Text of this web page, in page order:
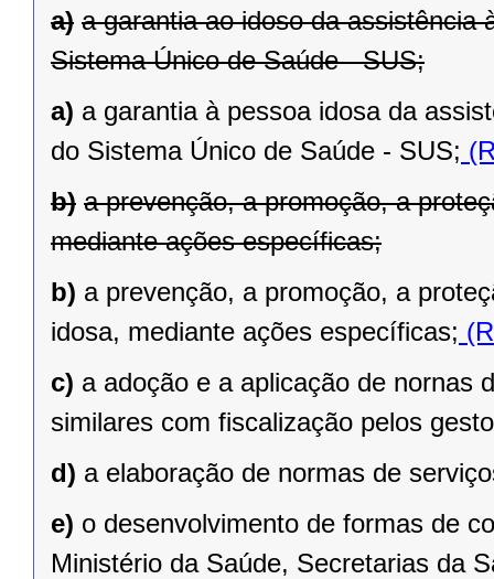
a) a garantia ao idoso da assistência
Sistema Único de Saúde - SUS;
a) a garantia à pessoa idosa da
do Sistema Único de Saúde - SUS;
b) a prevenção, a promoção, a
mediante ações específicas;
b) a prevenção, a promoção, a
idosa, mediante ações específicas;
c) a adoção e a aplicação de nornas
similares com fiscalização pelos
d) a elaboração de normas de
e) o desenvolvimento de formas de
Ministério da Saúde, Secretarias da